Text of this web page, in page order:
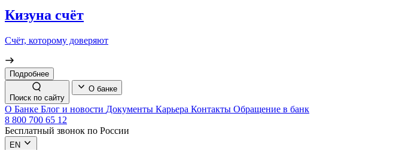
Кизуна счёт
Счёт, которому доверяют
Подробнее
Поиск по сайту
О банке
О Банке Блог и новости Документы Карьера Контакты Обращение в банк
8 800 700 65 12
Бесплатный звонок по России
EN